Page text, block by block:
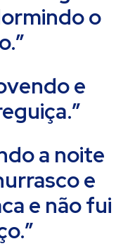
o
e
a noite
e
e não fui